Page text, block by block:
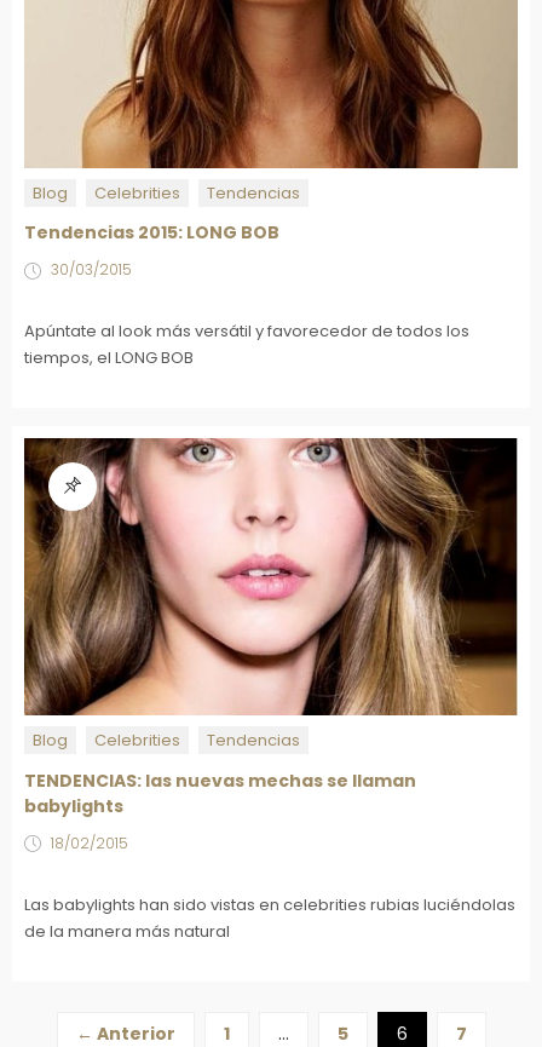
Blog Celebrities Tendencias
Tendencias 2015: LONG BOB
30/03/2015
Apúntate al look más versátil y favorecedor de todos los
tiempos, el LONG BOB
Blog Celebrities Tendencias
TENDENCIAS: las nuevas mechas se llaman
babylights
18/02/2015
Las babylights han sido vistas en celebrities rubias luciéndolas
de la manera más natural
← Anterior 1 … 5 6
7